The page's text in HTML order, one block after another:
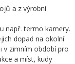
a z výrobní
např. termo kamery.
dopad na okolní
v zimním období pro
a míst, kudy